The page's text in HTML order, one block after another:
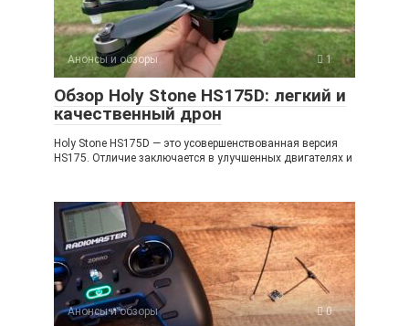
Анонсы и обзоры 1
Обзор Holy Stone HS175D: легкий и
качественный дрон
Holy Stone HS175D — это усовершенствованная версия
HS175. Отличие заключается в улучшенных двигателях и
Анонсы и обзоры 0